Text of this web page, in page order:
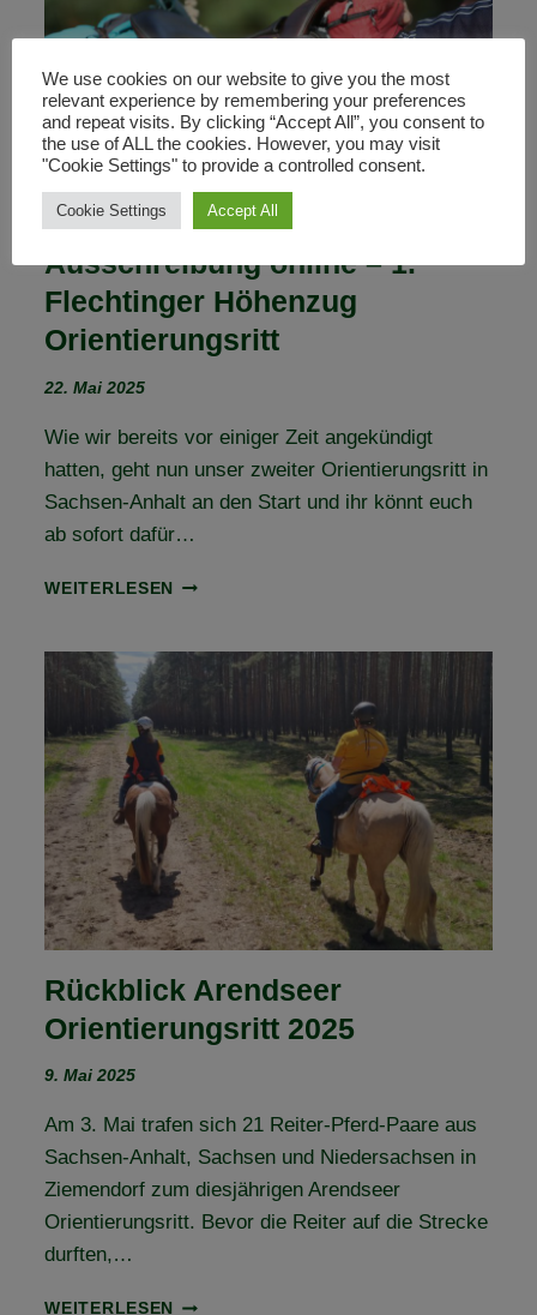
(VEREINS-)TÜR
Ausschreibung online – 1.
Flechtinger Höhenzug
Orientierungsritt
22. Mai 2025
Wie wir bereits vor einiger Zeit angekündigt
hatten, geht nun unser zweiter Orientierungsritt in
Sachsen-Anhalt an den Start und ihr könnt euch
ab sofort dafür…
WEITERLESEN
AUSSCHREIBUNG
1.
FLECHTINGER
ORIENTIERUNGSRITT
Rückblick Arendseer
Orientierungsritt 2025
9. Mai 2025
Am 3. Mai trafen sich 21 Reiter-Pferd-Paare aus
Sachsen-Anhalt, Sachsen und Niedersachsen in
Ziemendorf zum diesjährigen Arendseer
Orientierungsritt. Bevor die Reiter auf die Strecke
durften,…
WEITERLESEN
RÜCKBLICK
We use cookies on our website to give you the most
relevant experience by remembering your preferences
and repeat visits. By clicking “Accept All”, you consent to
the use of ALL the cookies. However, you may visit
"Cookie Settings" to provide a controlled consent.
Cookie Settings Accept All